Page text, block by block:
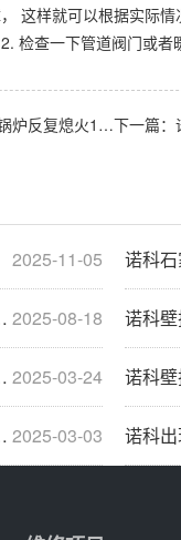
这样就可以根据实际
检查一下管道阀门或
上一篇：诺科石家庄市桥西区壁挂炉维修：林内锅炉反复熄火11(林内锅炉43)
2025-11-05 诺科石
2025-08-18 诺科
2025-03-24 诺科
2025-03-03 诺科出